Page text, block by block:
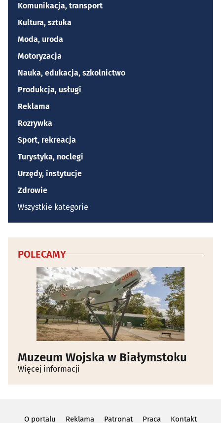
Komunikacja, transport
Kultura, sztuka
Moda, uroda
Motoryzacja
Nauka, edukacja, szkolnictwo
Produkcja, usługi
Reklama
Rozrywka
Sport, rekreacja
Turystyka, noclegi
Urzędy, instytucje
Zdrowie
Wszystkie kategorie
POLECAMY
Muzeum Wojska w Białymstoku
Więcej informacji
O portalu Reklama Patronat Praca Kontakt